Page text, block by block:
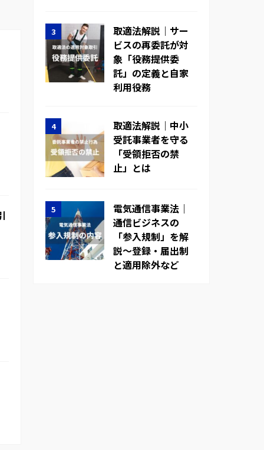
取適法解説｜サー
ビスの再委託が対
象「役務提供委
託」の定義と自家
利用役務
取適法解説｜中小
受託事業者を守る
「受領拒否の禁
止」とは
電気通信事業法｜
通信ビジネスの
「参入規制」を解
説～登録・届出制
と適用除外など